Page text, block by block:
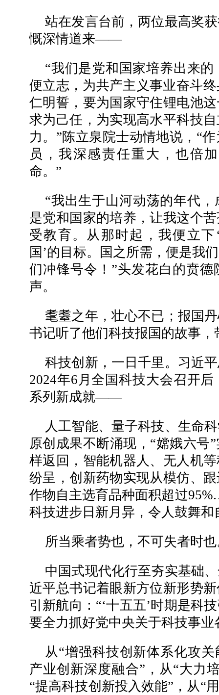
站在发言台前，两位最高奖
慨深情道来——
“我们是党和国家培养出来
便立志，为共产主义事业奋斗
仁明誓，要为国家守住锂电池
求为己任，为实现高水平科技
力。”陈立泉院士动情地说，“
员，我深感责任重大，也倍
命。”
“我出生于山河动荡的年代
是党和国家的培养，让我这个
受教育。从那时起，我便立
国’的目标。国之所需，便是我
们冲锋号令！”头发花白的贲
声。
耄耋之年，壮心不已；报国
书记听了他们科技报国的故事
科技创新，一日千里。习近
2024年6月全国科技大会召开
系列新成就——
人工智能、量子科技、生命
原创成果不断涌现，“嫦娥六号
样返回，智能机器人、无人机
纷呈，创新药物实现从模仿、
作物自主选育品种面积超过
科技进步日新月异，令人鼓舞和
所当乘者势也，不可失者时
中国式现代化行至夯实基础
近平总书记着眼新方位新形势
引新航向：“‘十五五’时期是科
要全力抓好党中央关于科技事业
从“增强科技创新体系化攻
产业创新深度融合”，从“大力
“提高科技创新投入效能”，从“